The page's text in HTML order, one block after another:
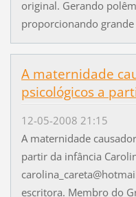
original. Gerando
proporcionando grande
A maternidade
psicológicos a
12-05-2008 21:15
A maternidade
partir da infância
escritora. Membro do